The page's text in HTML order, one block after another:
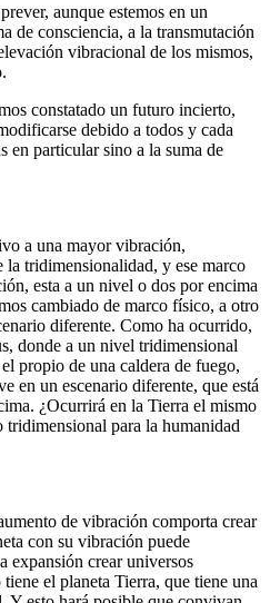
aunque estemos en un
de consciencia, a la transmutación
vibracional de los mismos,
constatado un futuro incierto,
debido a todos y cada
en particular sino a la suma de
a una mayor vibración,
la tridimensionalidad, y ese marco
esta a un nivel o dos por encima
cambiado de marco físico, a otro
diferente. Como ha ocurrido,
donde a un nivel tridimensional
propio de una caldera de fuego,
en un escenario diferente, que está
¿Ocurrirá en la Tierra el mismo
tridimensional para la humanidad
de vibración comporta crear
con su vibración puede
expansión crear universos
el planeta Tierra, que tiene una